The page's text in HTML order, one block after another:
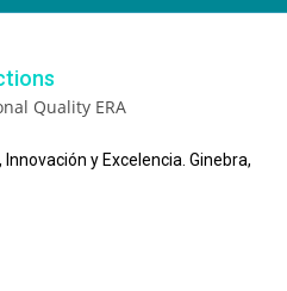
y Excelencia. Ginebra,